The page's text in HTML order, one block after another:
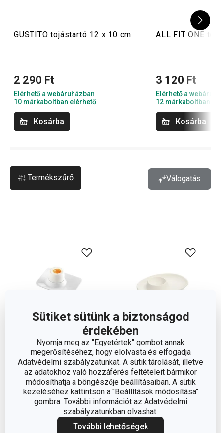
Sütiket sütünk a biztonságod
érdekében
Nyomja meg az "Egyetértek" gombot annak
megerősítéséhez, hogy elolvasta és elfogadja
Adatvédelmi szabályzatunkat. A sütik tárolását, illetve
az adatokhoz való hozzáférés feltételeit bármikor
módosíthatja a böngészője beállításaiban. A sütik
kezeléséhez kattintson a "Beállítások módosítása"
gombra. További információt az Adatvédelmi
szabályzatunkban olvashat.
További lehetőségek
GUSTITO tojástartó 12 x 10 cm
2 290 Ft
Elérhető a webáruházban
10 márkaboltban elérhető
Kosárba
ALL FIT ONE
3 120 Ft
Elérhető a
12 márkaboltban
Kosárba
Termékszűrő Válogatás
GUSTITO tojástartó
12 x 10 cm
2 290 Ft
Elérhető a webáruházban
10 márkaboltban elérhető
FANCY HOME Stones
tojástartó
2 790 Ft
A webáruházban nem elérhető
11 márkaboltban elérhető
Kosárba